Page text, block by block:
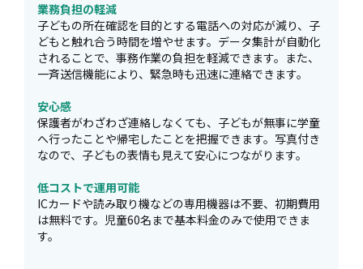
業務負担の軽減
子どもの所在確認を目的とする電話への対応が減り、子
どもと触れ合う時間を増やせます。データ集計が自動化
されることで、事務作業の負担を軽減できます。また、
一斉送信機能により、緊急時も迅速に連絡できます。
安心感
保護者がわざわざ連絡しなくても、子どもが無事に学童
へ行ったことや帰宅したことを把握できます。写真付き
なので、子どもの表情も見えて安心につながります。
低コストで運用可能
ICカードや読み取り機などの専用機器は不要、初期費用
は無料です。児童60名まで基本料金のみで使用できま
す。